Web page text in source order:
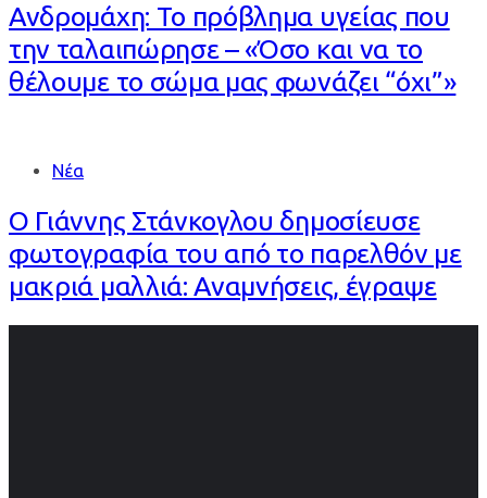
Ανδρομάχη: Το πρόβλημα υγείας που
την ταλαιπώρησε – «Όσο και να το
θέλουμε το σώμα μας φωνάζει “όχι”»
Νέα
Ο Γιάννης Στάνκογλου δημοσίευσε
φωτογραφία του από το παρελθόν με
μακριά μαλλιά: Αναμνήσεις, έγραψε